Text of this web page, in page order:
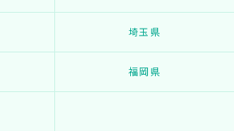
埼玉県
福岡県